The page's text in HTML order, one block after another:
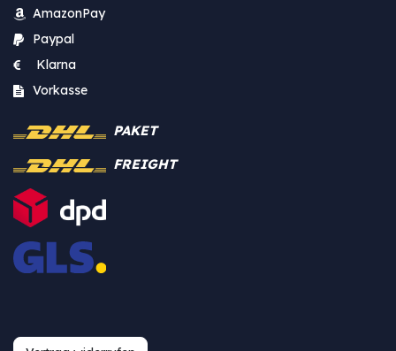
AmazonPay
Paypal
Klarna
Vorkasse
PAKET
FREIGHT